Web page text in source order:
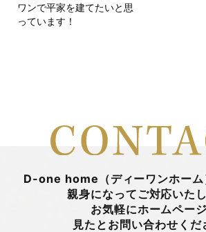
ワンで平家を建てたいと思
っています！
D-one home（ディーワンホーム
親身になってご対応いた
お気軽にホームペー
見たとお問い合わせくだ